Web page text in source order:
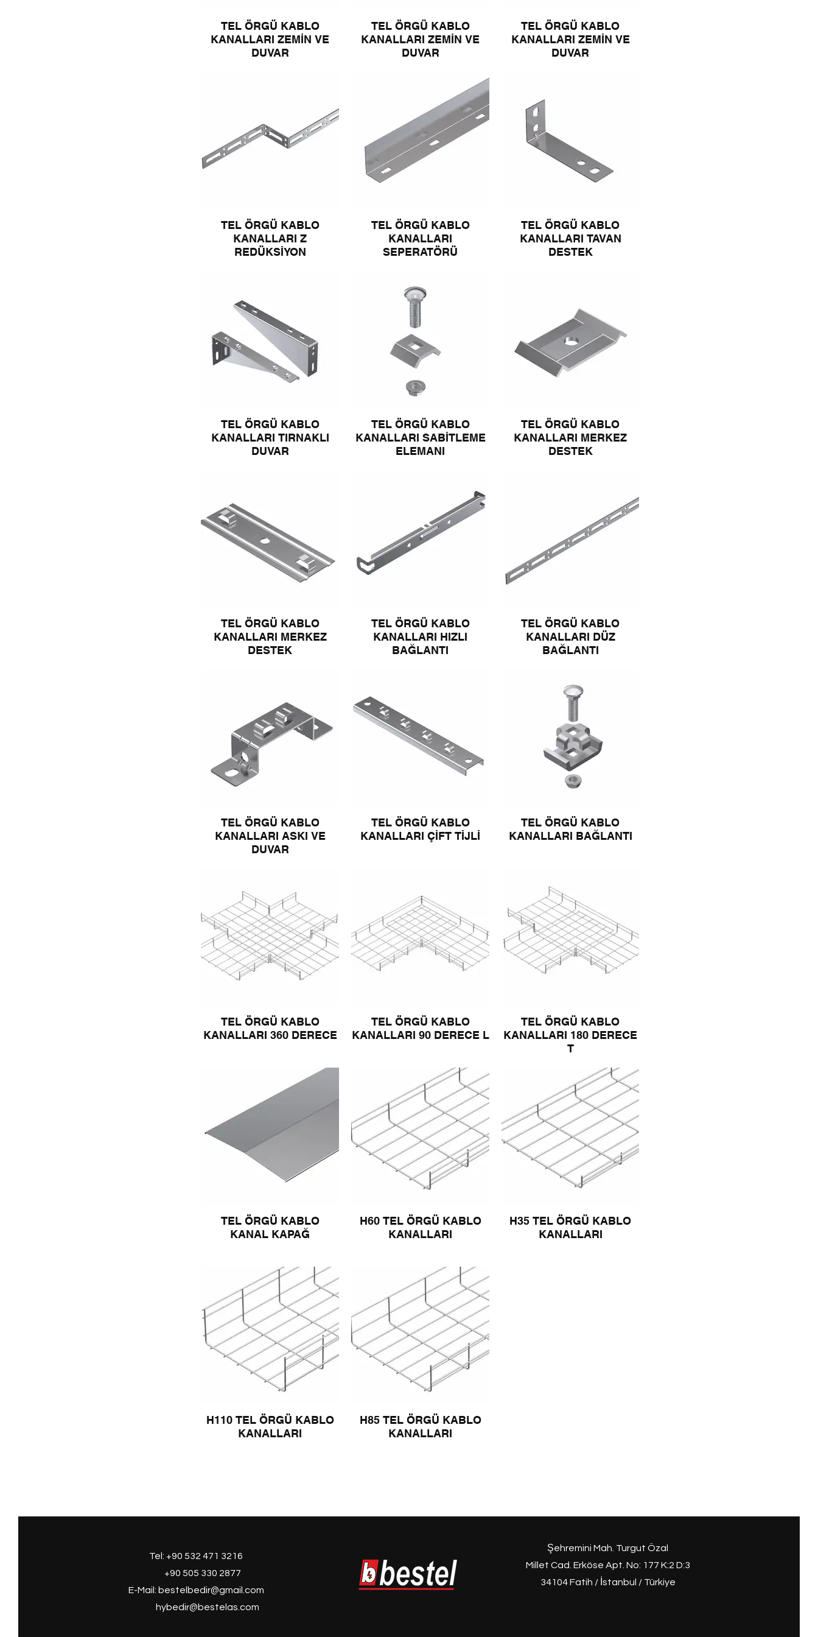
TEL ÖRGÜ KABLO
KANALLARI ZEMİN VE
DUVAR
TEL ÖRGÜ KABLO
KANALLARI ZEMİN VE
DUVAR
TEL ÖRGÜ KABLO
KANALLARI ZEMİN VE
DUVAR
TEL ÖRGÜ KABLO
KANALLARI Z
REDÜKSİYON
TEL ÖRGÜ KABLO
KANALLARI
SEPERATÖRÜ
TEL ÖRGÜ KABLO
KANALLARI TAVAN
DESTEK
TEL ÖRGÜ KABLO
KANALLARI TIRNAKLI
DUVAR
TEL ÖRGÜ KABLO
KANALLARI SABİTLEME
ELEMANI
TEL ÖRGÜ KABLO
KANALLARI MERKEZ
DESTEK
TEL ÖRGÜ KABLO
KANALLARI MERKEZ
DESTEK
TEL ÖRGÜ KABLO
KANALLARI HIZLI
BAĞLANTI
TEL ÖRGÜ KABLO
KANALLARI DÜZ
BAĞLANTI
TEL ÖRGÜ KABLO
KANALLARI ASKI VE
DUVAR
TEL ÖRGÜ KABLO
KANALLARI ÇİFT TİJLİ
TEL ÖRGÜ KABLO
KANALLARI BAĞLANTI
TEL ÖRGÜ KABLO
KANALLARI 360 DERECE
TEL ÖRGÜ KABLO
KANALLARI 90 DERECE L
TEL ÖRGÜ KABLO
KANALLARI 180 DERECE
T
TEL ÖRGÜ KABLO
KANAL KAPAĞ
H60 TEL ÖRGÜ KABLO
KANALLARI
H35 TEL ÖRGÜ KABLO
KANALLARI
H110 TEL ÖRGÜ KABLO
KANALLARI
H85 TEL ÖRGÜ KABLO
KANALLARI
Tel: +90 532 471 3216
+90 505 330 2877
E-Mail: bestelbedir@gmail.com
hybedir@bestelas.com
Şehremini Mah. Turgut Özal
Millet Cad. Erköse Apt. No: 177 K:2 D:3
34104 Fatih / İstanbul / Türkiye